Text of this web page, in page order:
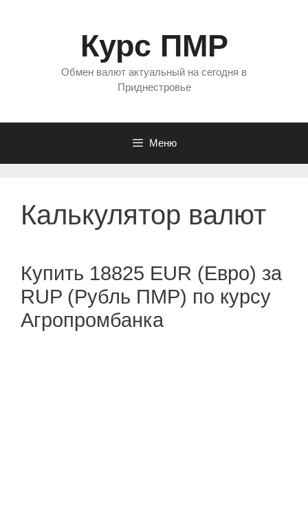
Курс ПМР
Обмен валют актуальный на сегодня в
Приднестровье
Меню
Калькулятор валют
Купить 18825 EUR (Евро) за
RUP (Рубль ПМР) по курсу
Агропромбанка